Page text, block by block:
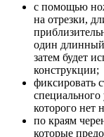
с помощью
на отрезки,
один
затем будет
конструкции;
фиксировать
специального
которого нет
по краям
которые